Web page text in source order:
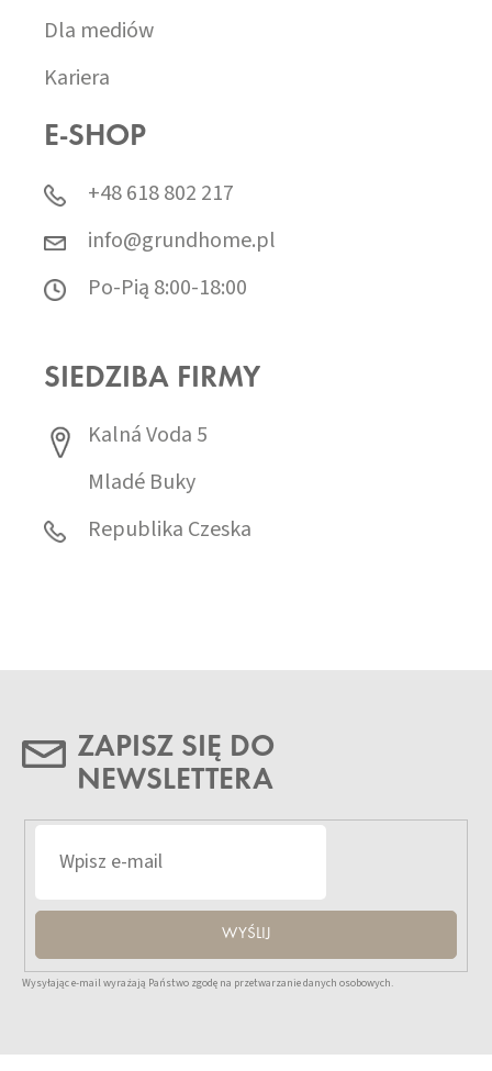
Dla mediów
Kariera
E-SHOP
+48 618 802 217
info@grundhome.pl
Po-Pią 8:00-18:00
SIEDZIBA FIRMY
Kalná Voda 5
Mladé Buky
Republika Czeska
ZAPISZ SIĘ DO
NEWSLETTERA
WYŚLIJ
Wysyłając e-mail wyrażają Państwo zgodę na przetwarzanie danych osobowych.